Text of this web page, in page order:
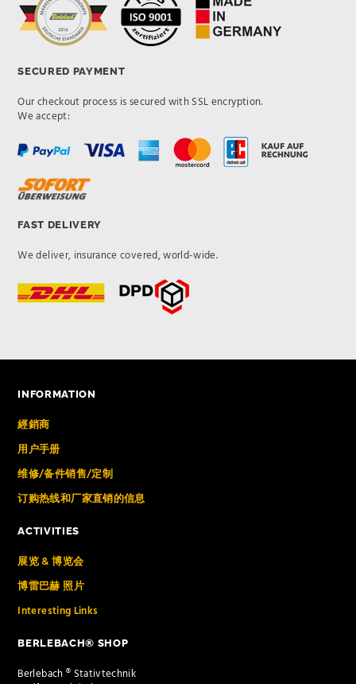
SECURED PAYMENT
Our checkout process is secured with SSL encryption.
We accept:
FAST DELIVERY
We deliver, insurance covered, world-wide.
INFORMATION
經銷商
用户手册
维修/备件销售/定制
订购热线和厂家直销的信息
ACTIVITIES
展览 & 博览会
博雷巴赫 照片
Interesting Links
BERLEBACH® SHOP
Berlebach ® Stativtechnik